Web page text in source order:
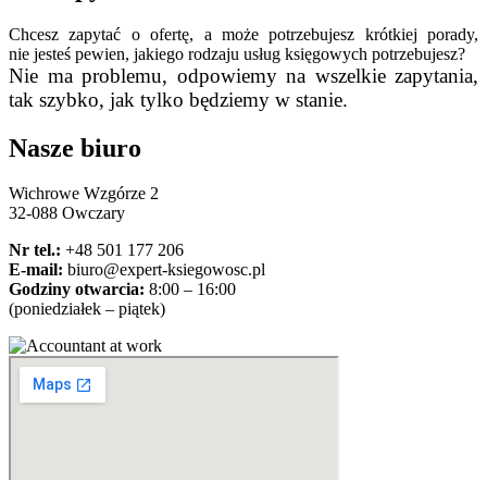
Chcesz zapytać o ofertę, a może potrzebujesz krótkiej porady,
nie jesteś pewien, jakiego rodzaju usług księgowych potrzebujesz?
Nie ma problemu, odpowiemy na wszelkie zapytania,
tak szybko, jak tylko będziemy w stanie.
Nasze biuro
Wichrowe Wzgórze 2
32-088 Owczary
Nr tel.: +48 501 177 206
E-mail: biuro@expert-ksiegowosc.pl
Godziny otwarcia: 8:00 – 16:00
(poniedziałek – piątek)